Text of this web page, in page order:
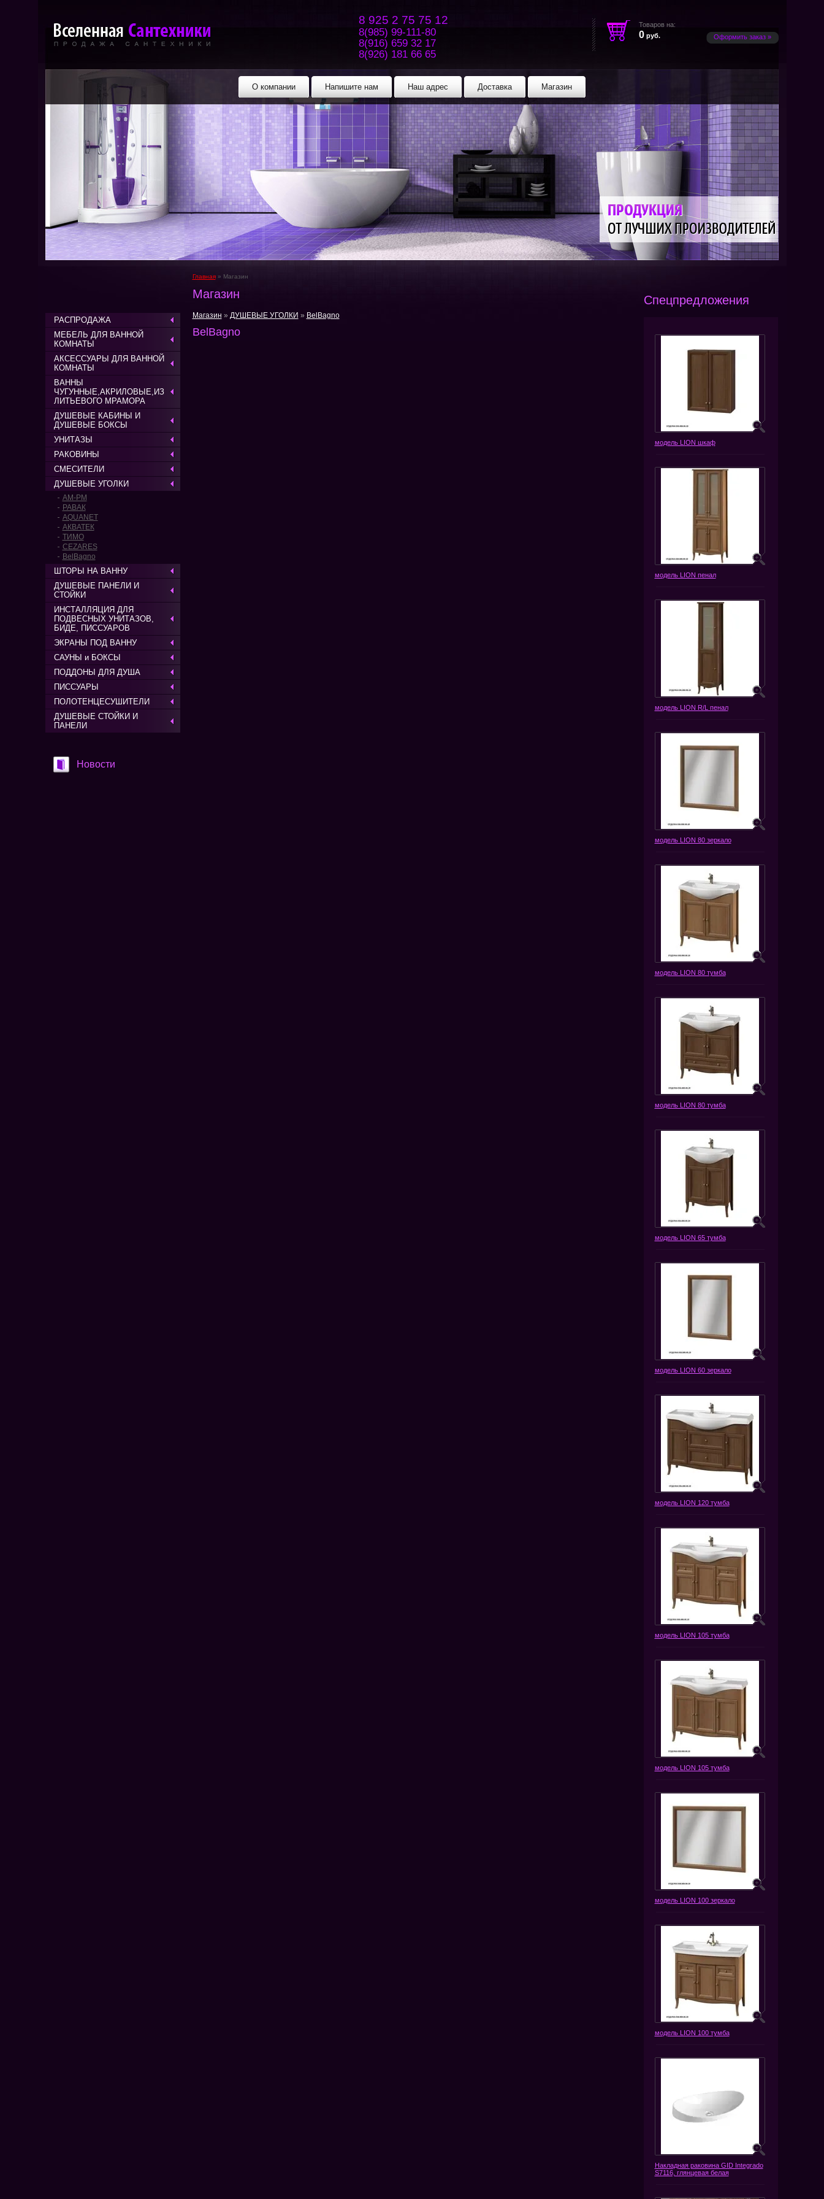
О компании Напишите нам Наш адрес Доставка Магазин
8 925 2 75 75 12
8(985) 99-111-80
8(916) 659 32 17
8(926) 181 66 65
Товаров на:
0руб. Оформить заказ »
РАСПРОДАЖА
МЕБЕЛЬ ДЛЯ ВАННОЙ
КОМНАТЫ
АКСЕССУАРЫ ДЛЯ ВАННОЙ
КОМНАТЫ
ВАННЫ
ЧУГУННЫЕ,АКРИЛОВЫЕ,ИЗ
ЛИТЬЕВОГО МРАМОРА
ДУШЕВЫЕ КАБИНЫ И
ДУШЕВЫЕ БОКСЫ
УНИТАЗЫ
РАКОВИНЫ
СМЕСИТЕЛИ
ДУШЕВЫЕ УГОЛКИ
AM-PM
РАВАК
AQUANET
АКВАТЕК
ТИМО
CEZARES
BelBagno
ШТОРЫ НА ВАННУ
ДУШЕВЫЕ ПАНЕЛИ И
СТОЙКИ
ИНСТАЛЛЯЦИЯ ДЛЯ
ПОДВЕСНЫХ УНИТАЗОВ,
БИДЕ, ПИССУАРОВ
ЭКРАНЫ ПОД ВАННУ
САУНЫ и БОКСЫ
ПОДДОНЫ ДЛЯ ДУША
ПИССУАРЫ
ПОЛОТЕНЦЕСУШИТЕЛИ
ДУШЕВЫЕ СТОЙКИ И
ПАНЕЛИ
Новости
Главная» Магазин
Магазин
Магазин » ДУШЕВЫЕ УГОЛКИ » BelBagno
BelBagno
Спецпредложения
модель LION шкаф
модель LION пенал
модель LION R/L пенал
модель LION 80 зеркало
модель LION 80 тумба
модель LION 80 тумба
модель LION 65 тумба
модель LION 60 зеркало
модель LION 120 тумба
модель LION 105 тумба
модель LION 105 тумба
модель LION 100 зеркало
модель LION 100 тумба
Накладная раковина GID Integrado
S7116, глянцевая белая